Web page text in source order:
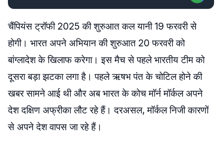
चैंपियंस ट्रॉफी 2025 की शुरुआत कल यानी 19 फरवरी से
होगी। भारत अपने अभियान की शुरुआत 20 फरवरी को
बांग्लादेश के खिलाफ करेगा। इस मैच से पहले भारतीय टीम को
दूसरा बड़ा झटका लगा है। पहले ऋषभ पंत के चोटिल होने की
खबर सामने आई थी और अब भारत के कोच मॉर्न मॉर्कल अपने
देश दक्षिण अफ्रीका लौट रहे हैं। दरअसल, मॉर्कल निजी कारणों
से अपने देश वापस जा रहे हैं।